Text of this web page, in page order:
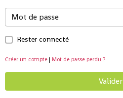
Rester connecté
Créer un compte | Mot de passe perdu ?
Valider